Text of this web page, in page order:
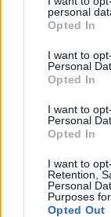
personal
Opted In
I want to
Personal
Opted In
I want to
Personal
Opted In
I want to
Retention,
Personal
Purposes
Opted Out
WEBTV